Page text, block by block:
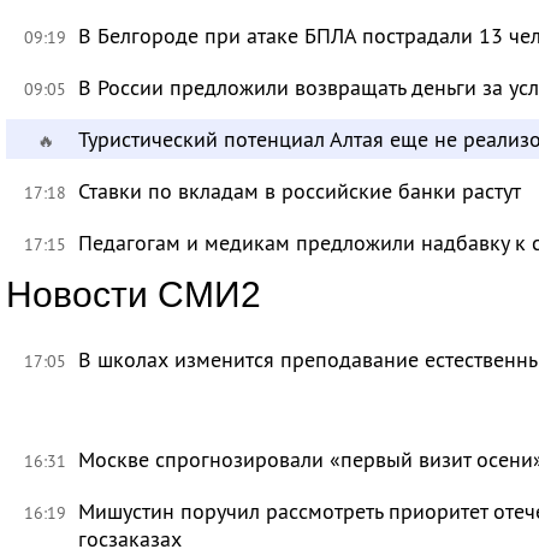
09:19 В Белгороде при атаке БПЛА пострадали 13
09:05 В России предложили возвращать деньги за
🔥 Туристический потенциал Алтая еще не
17:18 Ставки по вкладам в российские банки растут
17:15 Педагогам и медикам предложили надбавку к
Новости СМИ2
17:05 В школах изменится преподавание
16:31 Москве спрогнозировали «первый визит
16:19
Мишустин поручил рассмотреть приоритет
госзаказах